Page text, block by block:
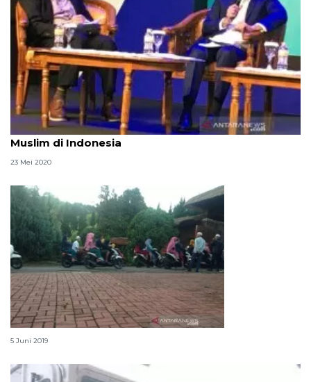
Dubes Singapura beri ucapan selamat hari raya ke
Muslim di Indonesia
23 Mei 2020
Prabowo sampaikan selamat Idul Fitri
5 Juni 2019